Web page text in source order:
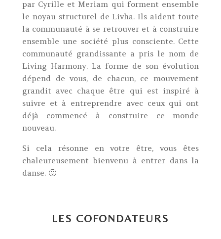
par Cyrille et Meriam qui forment ensemble
le noyau structurel de Livha. Ils aident toute
la communauté à se retrouver et à construire
ensemble une société plus consciente. Cette
communauté grandissante a pris le nom de
Living Harmony. La forme de son évolution
dépend de vous, de chacun, ce mouvement
grandit avec chaque être qui est inspiré à
suivre et à entreprendre avec ceux qui ont
déjà commencé à construire ce monde
nouveau.
Si cela résonne en votre être, vous êtes
chaleureusement bienvenu à entrer dans la
danse. 🙂
LES COFONDATEURS